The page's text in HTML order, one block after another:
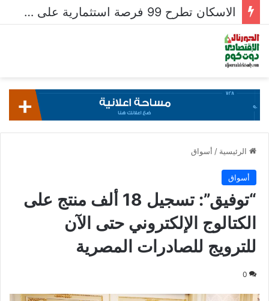
الاسكان تطرح 99 فرصة استثمارية على بوابة خدمات المستثمرين للشركات المصرية واستقبال 204 طلبات للشركات الأجنبية
الرئيسية / أسواق
أسواق
“توفيق”: تسجيل 18 ألف منتج على
الكتالوج الإلكتروني حتى الآن
للترويج للصادرات المصرية
0